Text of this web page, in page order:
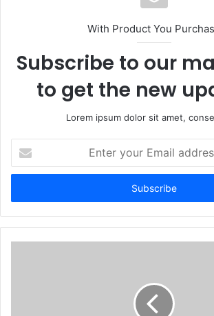
With Product You
Subscribe to our
to get the new
Lorem ipsum dolor sit amet,
your
Email